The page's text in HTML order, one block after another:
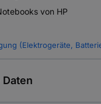
von HP
(Elektrogeräte,